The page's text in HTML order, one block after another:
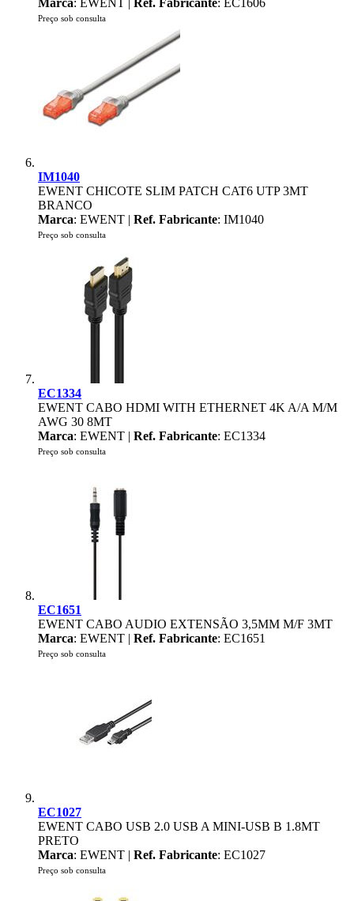
Marca: EWENT | Ref. Fabricante: EC1606
Preço sob consulta
IM1040
EWENT CHICOTE SLIM PATCH CAT6 UTP 3MT
BRANCO
Marca: EWENT | Ref. Fabricante: IM1040
Preço sob consulta
EC1334
EWENT CABO HDMI WITH ETHERNET 4K A/A M/M
AWG 30 8MT
Marca: EWENT | Ref. Fabricante: EC1334
Preço sob consulta
EC1651
EWENT CABO AUDIO EXTENSÃO 3,5MM M/F 3MT
Marca: EWENT | Ref. Fabricante: EC1651
Preço sob consulta
EC1027
EWENT CABO USB 2.0 USB A MINI-USB B 1.8MT
PRETO
Marca: EWENT | Ref. Fabricante: EC1027
Preço sob consulta